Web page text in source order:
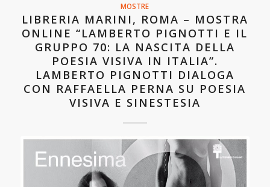
MOSTRE
LIBRERIA MARINI, ROMA – MOSTRA
ONLINE “LAMBERTO PIGNOTTI E IL
GRUPPO 70: LA NASCITA DELLA
POESIA VISIVA IN ITALIA”.
LAMBERTO PIGNOTTI DIALOGA
CON RAFFAELLA PERNA SU POESIA
VISIVA E SINESTESIA